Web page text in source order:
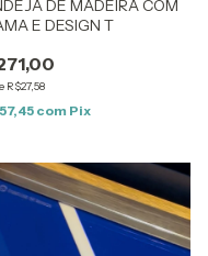
DE MADEIRA COM
E DESIGN T
R$27,58
com Pix